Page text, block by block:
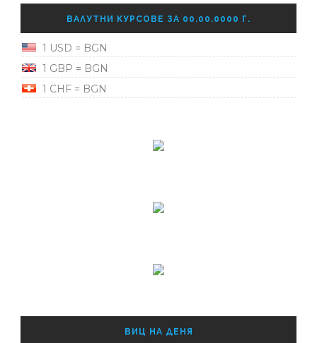
ВАЛУТНИ КУРСОВЕ ЗА 00.00.0000 Г.
1 USD = BGN
1 GBP = BGN
1 CHF = BGN
ВИЦ НА ДЕНЯ